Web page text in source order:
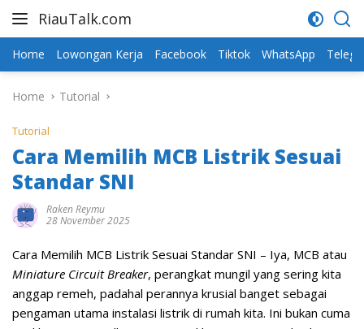
RiauTalk.com
Update
Terkini
Home Lowongan Kerja Facebook Tiktok WhatsApp
Home Tutorial
Tutorial
Cara Memilih MCB Listrik Sesuai
Standar SNI
Raken Reymu
28 November 2025
Cara Memilih MCB Listrik Sesuai Standar SNI – Iya, MCB atau
Miniature Circuit Breaker, perangkat mungil yang sering kita
anggap remeh, padahal perannya krusial banget sebagai
pengaman utama instalasi listrik di rumah kita. Ini bukan cuma